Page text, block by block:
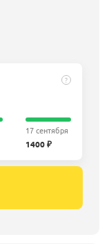
?
17 сентября
1400 ₽